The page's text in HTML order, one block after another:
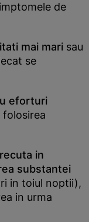
de
mai mari sau
se
eforturi
folosirea
in
substantei
in toiul noptii),
in urma